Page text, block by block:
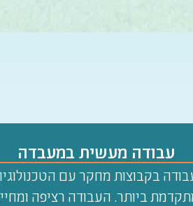
עבודה מעשית במעבדה
בקבוצות מחקר עם
ביותר. העבודה רציפה